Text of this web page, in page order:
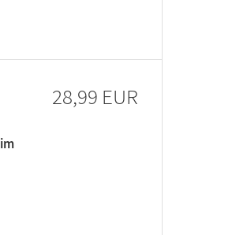
28,99 EUR